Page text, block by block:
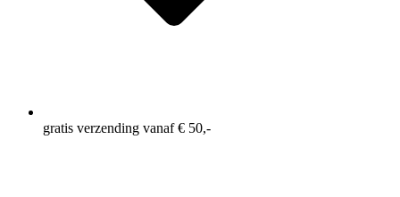
gratis verzending vanaf € 50,-